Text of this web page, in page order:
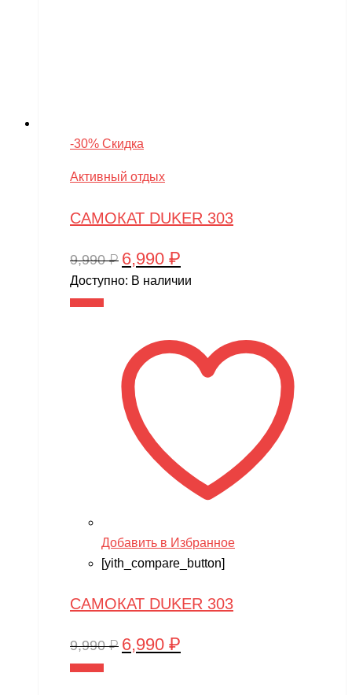
-30% Скидка
Активный отдых
САМОКАТ DUKER 303
9,990₽ Первоначальная
цена
6,990 ₽
цена:
Доступно: В наличии
Добавить в Избранное
[yith_compare_button]
САМОКАТ DUKER 303
9,990₽ Первоначальная
6,990 ₽